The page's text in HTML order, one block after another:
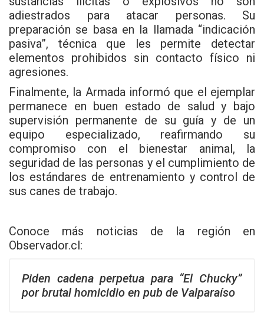
adiestrados para atacar personas. Su
preparación se basa en la llamada “indicación
pasiva”, técnica que les permite detectar
elementos prohibidos sin contacto físico ni
agresiones.
Finalmente, la Armada informó que el ejemplar
permanece en buen estado de salud y bajo
supervisión permanente de su guía y de un
equipo especializado, reafirmando su
compromiso con el bienestar animal, la
seguridad de las personas y el cumplimiento de
los estándares de entrenamiento y control de
sus canes de trabajo.
Conoce más noticias de la región en
Observador.cl:
Piden cadena perpetua para “El Chucky”
por brutal homicidio en pub de Valparaíso